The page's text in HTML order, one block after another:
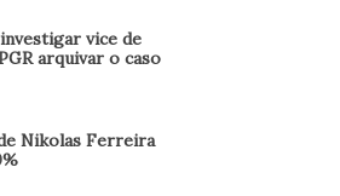
vice de
arquivar o caso
Nikolas Ferreira